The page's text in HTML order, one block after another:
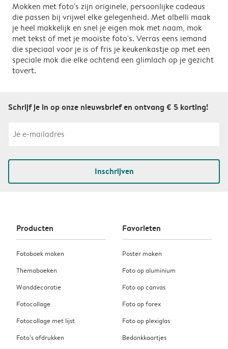
Mokken met foto's zijn originele, persoonlijke cadeaus
die passen bij vrijwel elke gelegenheid. Met albelli maak
je heel makkelijk en snel je eigen mok met naam, mok
met tekst of met je mooiste foto's. Verras eens iemand
die speciaal voor je is of fris je keukenkastje op met een
speciale mok die elke ochtend een glimlach op je gezicht
tovert.
Schrijf je in op onze nieuwsbrief en ontvang € 5 korting!
Inschrijven
Producten
Fotoboek maken
Themaboeken
Wanddecoratie
Fotocollage
Fotocollage met lijst
Foto’s afdrukken
Favorieten
Poster maken
Foto op aluminium
Foto op canvas
Foto op forex
Foto op plexiglas
Bedankkaartjes